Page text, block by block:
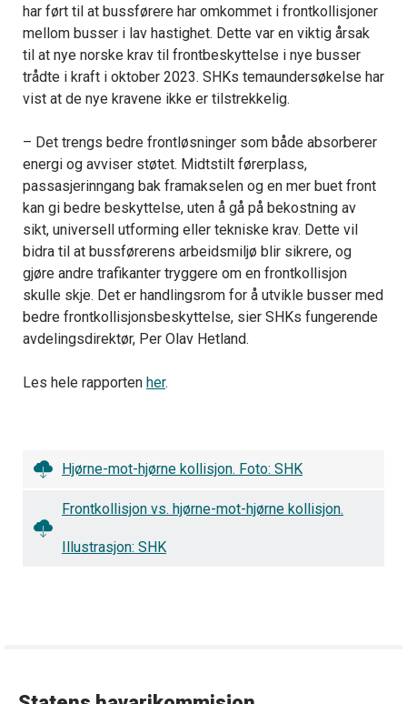
har ført til at bussførere har omkommet i frontkollisjoner
mellom busser i lav hastighet. Dette var en viktig årsak
til at nye norske krav til frontbeskyttelse i nye busser
trådte i kraft i oktober 2023. SHKs temaundersøkelse har
vist at de nye kravene ikke er tilstrekkelig.
– Det trengs bedre frontløsninger som både absorberer
energi og avviser støtet. Midtstilt førerplass,
passasjerinngang bak framakselen og en mer buet front
kan gi bedre beskyttelse, uten å gå på bekostning av
sikt, universell utforming eller tekniske krav. Dette vil
bidra til at bussførerens arbeidsmiljø blir sikrere, og
gjøre andre trafikanter tryggere om en frontkollisjon
skulle skje. Det er handlingsrom for å utvikle busser med
bedre frontkollisjonsbeskyttelse, sier SHKs fungerende
avdelingsdirektør, Per Olav Hetland.
Les hele rapporten her.
Hjørne-mot-hjørne kollisjon. Foto: SHK
Frontkollisjon vs. hjørne-mot-hjørne kollisjon.
Illustrasjon: SHK